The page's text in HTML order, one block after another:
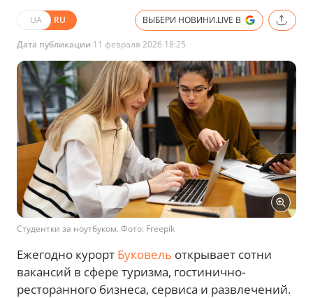
UA RU ВЫБЕРИ НОВИНИ.LIVE В
Дата публикации 11 февраля 2026 18:25
Студентки за ноутбуком. Фото: Freepik
Ежегодно курорт Буковель открывает сотни
вакансий в сфере туризма, гостинично-
ресторанного бизнеса, сервиса и развлечений.